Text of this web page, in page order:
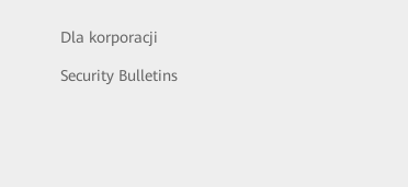
Dla korporacji
Security Bulletins